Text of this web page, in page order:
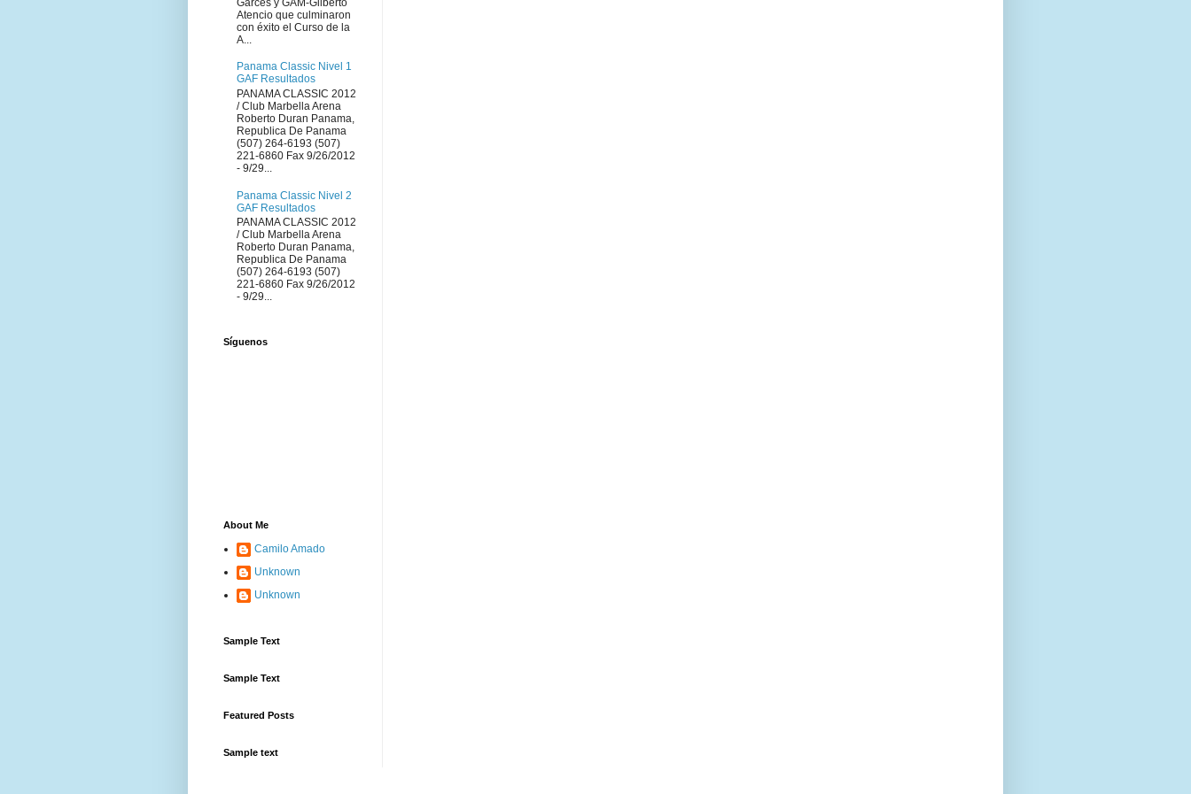
Atencio que culminaron
con éxito el Curso de la
A...
Panama Classic Nivel 1
GAF Resultados
PANAMA CLASSIC 2012
/ Club Marbella Arena
Roberto Duran Panama,
Republica De Panama
(507) 264-6193 (507)
221-6860 Fax 9/26/2012
- 9/29...
Panama Classic Nivel 2
GAF Resultados
PANAMA CLASSIC 2012
/ Club Marbella Arena
Roberto Duran Panama,
Republica De Panama
(507) 264-6193 (507)
221-6860 Fax 9/26/2012
- 9/29...
Síguenos
About Me
Camilo Amado
Unknown
Unknown
Sample Text
Sample Text
Featured Posts
Sample text